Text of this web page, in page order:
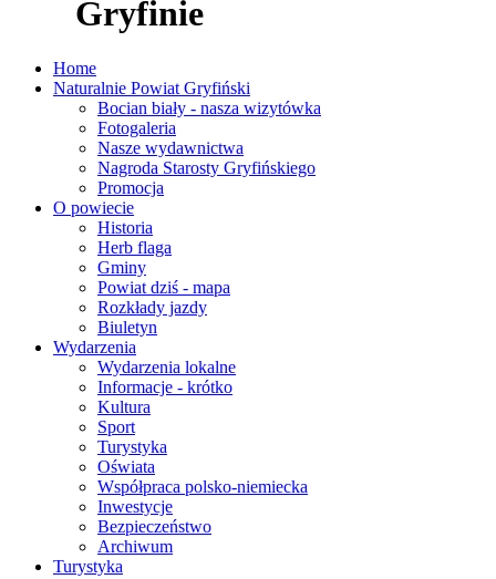
Home
Naturalnie Powiat Gryfiński
Bocian biały - nasza wizytówka
Fotogaleria
Nasze wydawnictwa
Nagroda Starosty Gryfińskiego
Promocja
O powiecie
Historia
Herb flaga
Gminy
Powiat dziś - mapa
Rozkłady jazdy
Biuletyn
Wydarzenia
Wydarzenia lokalne
Informacje - krótko
Kultura
Sport
Turystyka
Oświata
Współpraca polsko-niemiecka
Inwestycje
Bezpieczeństwo
Archiwum
Turystyka